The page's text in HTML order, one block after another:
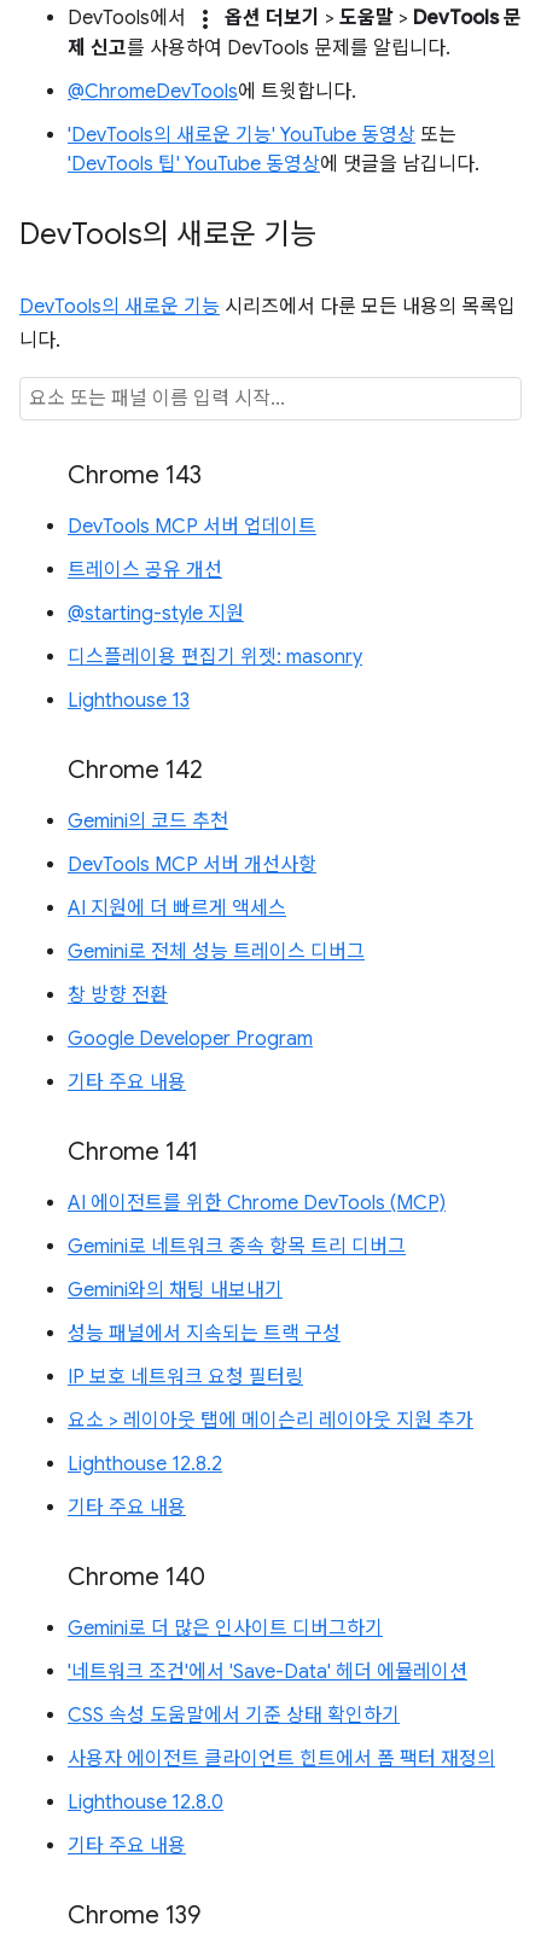
DevTools에서
more_vert 옵션 더보기 > 도움말 > DevTools 문
제 신고를 사용하여 DevTools 문제를 알립니다.
@ChromeDevTools에 트윗합니다.
'DevTools의 새로운 기능' YouTube 동영상 또는
'DevTools 팁' YouTube 동영상에 댓글을 남깁니다.
DevTools의 새로운 기능
DevTools의 새로운 기능 시리즈에서 다룬 모든 내용의 목록입
니다.
Chrome 143
DevTools MCP 서버 업데이트
트레이스 공유 개선
@starting-style 지원
디스플레이용 편집기 위젯: masonry
Lighthouse 13
Chrome 142
Gemini의 코드 추천
DevTools MCP 서버 개선사항
AI 지원에 더 빠르게 액세스
Gemini로 전체 성능 트레이스 디버그
창 방향 전환
Google Developer Program
기타 주요 내용
Chrome 141
AI 에이전트를 위한 Chrome DevTools (MCP)
Gemini로 네트워크 종속 항목 트리 디버그
Gemini와의 채팅 내보내기
성능 패널에서 지속되는 트랙 구성
IP 보호 네트워크 요청 필터링
요소 > 레이아웃 탭에 메이슨리 레이아웃 지원 추가
Lighthouse 12.8.2
기타 주요 내용
Chrome 140
Gemini로 더 많은 인사이트 디버그하기
'네트워크 조건'에서 'Save-Data' 헤더 에뮬레이션
CSS 속성 도움말에서 기준 상태 확인하기
사용자 에이전트 클라이언트 힌트에서 폼 팩터 재정의
Lighthouse 12.8.0
기타 주요 내용
Chrome 139